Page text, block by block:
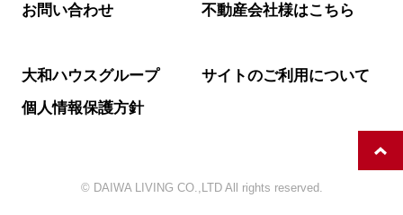
お問い合わせ
不動産会社様はこちら
大和ハウスグループ
サイトのご利用について
個人情報保護方針
© DAIWA LIVING CO.,LTD All rights reserved.